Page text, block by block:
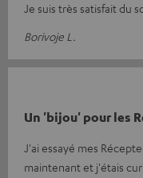
Je suis très satisfait du
Borivoje L.
Un 'bijou' pour les
J'ai essayé mes
maintenant et j'étais